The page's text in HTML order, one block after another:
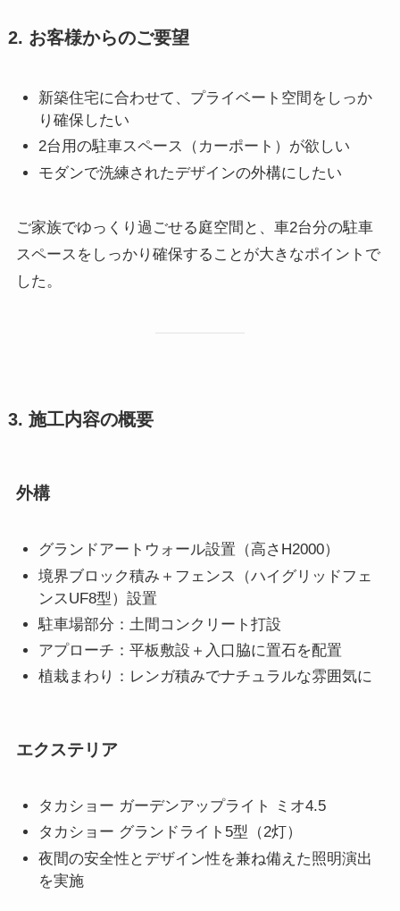
2. お客様からのご要望
新築住宅に合わせて、プライベート空間をしっか
り確保したい
2台用の駐車スペース（カーポート）が欲しい
モダンで洗練されたデザインの外構にしたい
ご家族でゆっくり過ごせる庭空間と、車2台分の駐車
スペースをしっかり確保することが大きなポイントで
した。
3. 施工内容の概要
外構
グランドアートウォール設置（高さH2000）
境界ブロック積み＋フェンス（ハイグリッドフェ
ンスUF8型）設置
駐車場部分：土間コンクリート打設
アプローチ：平板敷設＋入口脇に置石を配置
植栽まわり：レンガ積みでナチュラルな雰囲気に
エクステリア
タカショー ガーデンアップライト ミオ4.5
タカショー グランドライト5型（2灯）
夜間の安全性とデザイン性を兼ね備えた照明演出
を実施